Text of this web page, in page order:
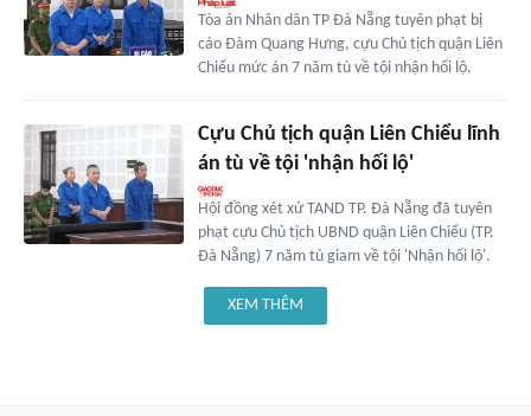
Tòa án Nhân dân TP Đà Nẵng tuyên phạt bị
cáo Đàm Quang Hưng, cựu Chủ tịch quận Liên
Chiểu mức án 7 năm tù về tội nhận hối lộ.
Cựu Chủ tịch quận Liên Chiểu lĩnh
án tù về tội 'nhận hối lộ'
Hội đồng xét xử TAND TP. Đà Nẵng đã tuyên
phạt cựu Chủ tịch UBND quận Liên Chiểu (TP.
Đà Nẵng) 7 năm tù giam về tội 'Nhận hối lộ'.
XEM THÊM